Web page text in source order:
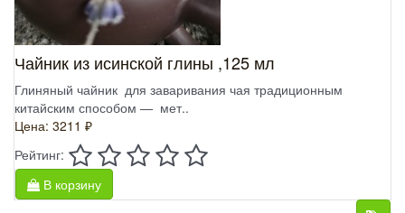
Чайник из исинской глины ,125 мл
Глиняный чайник для заваривания чая традиционным
китайским способом — мет..
Цена: 3211 ₽
Рейтинг:
В корзину